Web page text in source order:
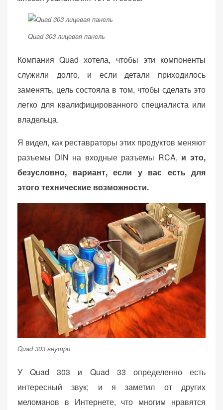
Quad 303 лицевая панель
Компания Quad хотела, чтобы эти компоненты
служили долго, и если детали приходилось
заменять, цель состояла в том, чтобы сделать это
легко для квалифицированного специалиста или
владельца.
Я видел, как реставраторы этих продуктов меняют
разъемы DIN на входные разъемы RCA, и это,
безусловно, вариант, если у вас есть для
этого технические возможности.
Quad 303 внутри
У Quad 303 и Quad 33 определенно есть
интересный звук; и я заметил от других
меломанов в Интернете, что многим нравятся